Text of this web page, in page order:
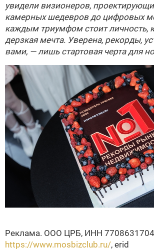
увидели визионеров,
камерных шедевров до цифровых
каждым триумфом стоит личность,
дерзкая мечта. Уверена, рекорды,
вами, — лишь стартовая черта для
Реклама. ООО ЦРБ, ИНН
https://www.mosbizclub.ru/, erid